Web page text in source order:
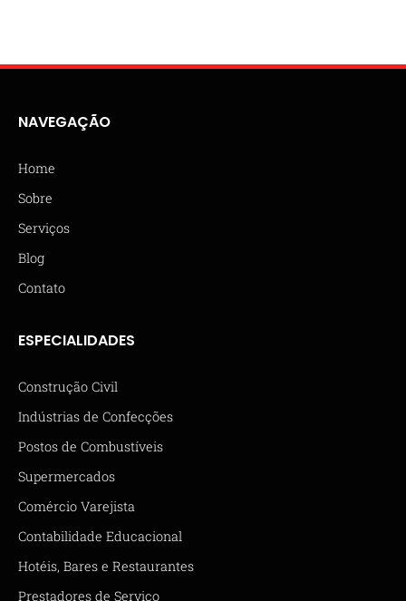
NAVEGAÇÃO
Home
Sobre
Serviços
Blog
Contato
ESPECIALIDADES
Construção Civil
Indústrias de Confecções
Postos de Combustíveis
Supermercados
Comércio Varejista
Contabilidade Educacional
Hotéis, Bares e Restaurantes
Prestadores de Serviço